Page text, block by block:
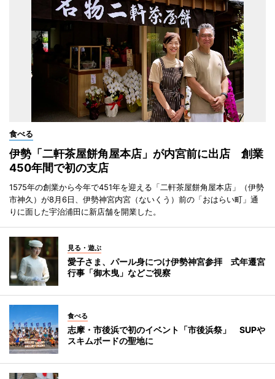
食べる
伊勢「二軒茶屋餅角屋本店」が内宮前に出店 創業
450年間で初の支店
1575年の創業から今年で451年を迎える「二軒茶屋餅角屋本店」（伊勢
市神久）が8月6日、伊勢神宮内宮（ないくう）前の「おはらい町」通
りに面した宇治浦田に新店舗を開業した。
見る・遊ぶ
愛子さま、パール身につけ伊勢神宮参拝 式年遷宮
行事「御木曳」などご視察
食べる
志摩・市後浜で初のイベント「市後浜祭」 SUPや
スキムボードの聖地に